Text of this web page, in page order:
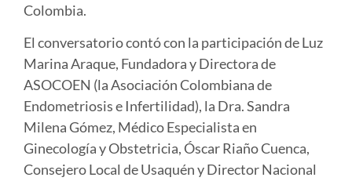
Colombia.
El conversatorio contó con la participación de Luz
Marina Araque, Fundadora y Directora de
ASOCOEN (la Asociación Colombiana de
Endometriosis e Infertilidad), la Dra. Sandra
Milena Gómez, Médico Especialista en
Ginecología y Obstetricia, Óscar Riaño Cuenca,
Consejero Local de Usaquén y Director Nacional